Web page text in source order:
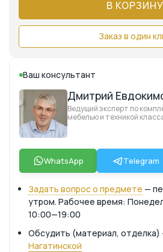
В КОРЗИНУ
Заказ в один
Ваш консультант
Дмитрий
Ведущий эксперт по
мебелью и техникой
WhatsApp Telegram
Задать вопрос о предмете —
утром. Рабочее время:
10:00—19:00
Обсудить (материал, отделка)
Нагатинской